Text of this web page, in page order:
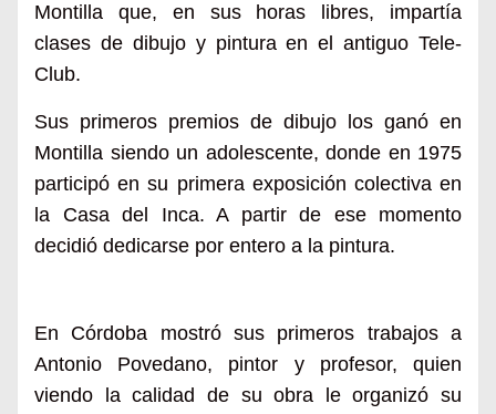
Montilla que, en sus horas libres, impartía
clases de dibujo y pintura en el antiguo Tele-
Club.
Sus primeros premios de dibujo los ganó en
Montilla siendo un adolescente, donde en 1975
participó en su primera exposición colectiva en
la Casa del Inca. A partir de ese momento
decidió dedicarse por entero a la pintura.
En Córdoba mostró sus primeros trabajos a
Antonio Povedano, pintor y profesor, quien
viendo la calidad de su obra le organizó su